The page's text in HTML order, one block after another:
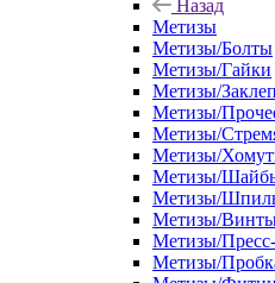
Назад
Метизы
Метизы/Болты
Метизы/Гайки
Метизы/
Метизы/
Метизы/
Метизы/
Метизы/
Метизы/
Метизы/
Метизы/
Метизы/